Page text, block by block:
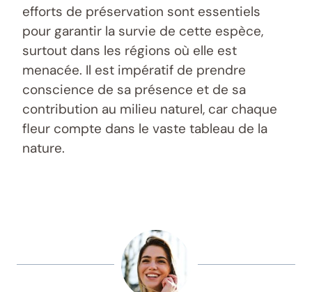
efforts de préservation sont essentiels
pour garantir la survie de cette espèce,
surtout dans les régions où elle est
menacée. Il est impératif de prendre
conscience de sa présence et de sa
contribution au milieu naturel, car chaque
fleur compte dans le vaste tableau de la
nature.